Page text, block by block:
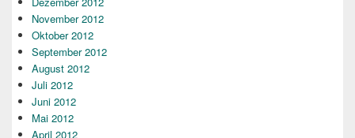
November 2012
Oktober 2012
September 2012
August 2012
Juli 2012
Juni 2012
Mai 2012
April 2012